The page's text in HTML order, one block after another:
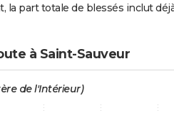
la part totale de blessés inclut
à Saint-Sauveur
de l'Intérieur)